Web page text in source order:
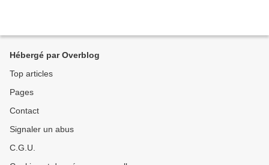
Hébergé par Overblog
Top articles
Pages
Contact
Signaler un abus
C.G.U.